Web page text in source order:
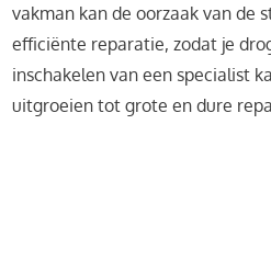
vakman kan de oorzaak van de
efficiënte reparatie, zodat je
inschakelen van een specialist
uitgroeien tot grote en dure